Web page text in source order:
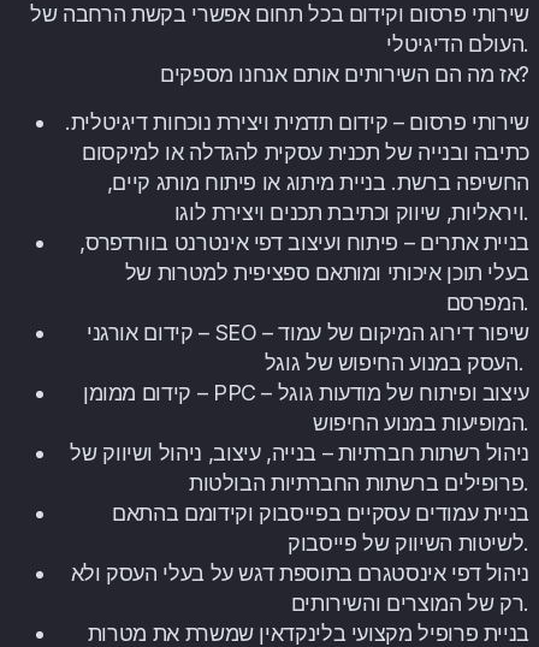
שירותי פרסום וקידום בכל תחום אפשרי בקשת הרחבה של
העולם הדיגיטלי.
אז מה הם השירותים אותם אנחנו מספקים?
שירותי פרסום – קידום תדמית ויצירת נוכחות דיגיטלית.
כתיבה ובנייה של תכנית עסקית להגדלה או למיקסום
החשיפה ברשת. בניית מיתוג או פיתוח מותג קיים,
ויראליות, שיווק וכתיבת תכנים ויצירת לוגו.
בניית אתרים – פיתוח ועיצוב דפי אינטרנט בוורדפרס,
בעלי תוכן איכותי ומותאם ספציפית למטרות של
המפרסם.
קידום אורגני – SEO – שיפור דירוג המיקום של עמוד
העסק במנוע החיפוש של גוגל. ­
קידום ממומן – PPC – עיצוב ופיתוח של מודעות גוגל
המופיעות במנוע החיפוש.
ניהול רשתות חברתיות – בנייה, עיצוב, ניהול ושיווק של
פרופילים ברשתות החברתיות הבולטות.
בניית עמודים עסקיים בפייסבוק וקידומם בהתאם
לשיטות השיווק של פייסבוק.
ניהול דפי אינסטגרם בתוספת דגש על בעלי העסק ולא
רק של המוצרים והשירותים.
בניית פרופיל מקצועי בלינקדאין שמשרת את מטרות